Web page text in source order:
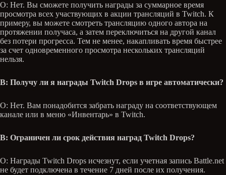
О: Нет. Вы сможете получить награды за суммарное время
просмотра всех участвующих в акции трансляций в Twitch. К
примеру, вы можете смотреть трансляцию одного автора на
протяжении получаса, а затем переключиться на другой канал
без потери прогресса. Тем не менее, накапливать время быстрее
за счет одновременного просмотра нескольких трансляций
нельзя.
В: Получу ли я награды Twitch Drops в игре автоматически?
О: Нет. Вам понадобится забрать награду на соответствующем
канале или в меню «Инвентарь» в Twitch.
В: Ограничен ли срок действия наград Twitch Drops?
О: Награды Twitch Drops исчезнут, если учетная запись Battle.net
не будет подключена в течение 7 дней после их получения.